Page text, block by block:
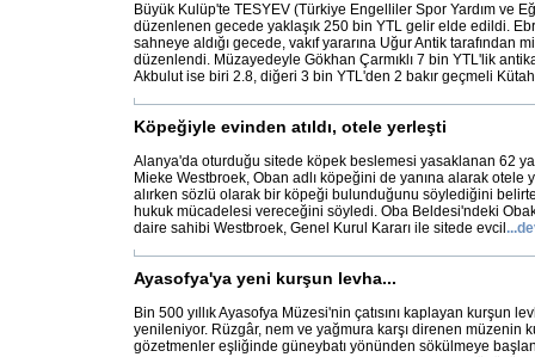
Büyük Kulüp'te TESYEV (Türkiye Engelliler Spor Yardım ve
düzenlenen gecede yaklaşık 250 bin YTL gelir elde edildi.
sahneye aldığı gecede, vakıf yararına Uğur Antik tarafından
düzenlendi. Müzayedeyle Gökhan Çarmıklı 7 bin YTL'lik
Akbulut ise biri 2.8, diğeri 3 bin YTL'den 2 bakır geçmeli
Köpeğiyle evinden atıldı, otele yerleşti
Alanya'da oturduğu sitede köpek beslemesi yasaklanan 62
Mieke Westbroek, Oban adlı köpeğini de yanına alarak otele
alırken sözlü olarak bir köpeği bulunduğunu söylediğini
hukuk mücadelesi vereceğini söyledi. Oba Beldesi'ndeki
daire sahibi Westbroek, Genel Kurul Kararı ile sitede evcil ...
Ayasofya'ya yeni kurşun levha...
Bin 500 yıllık Ayasofya Müzesi'nin çatısını kaplayan kurşun
yenileniyor. Rüzgâr, nem ve yağmura karşı direnen müzenin
gözetmenler eşliğinde güneybatı yönünden sökülmeye